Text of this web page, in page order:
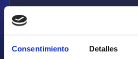
Consentimiento Detalles